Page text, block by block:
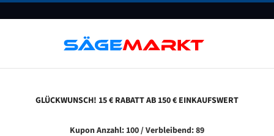
FAQ GUTSCHEINE BLOG KONTAKT
GLÜCKWUNSCH! 15 € RABATT AB 150 € EINKAUFSWERT
Kupon Anzahl: 100 / Verbleibend: 89